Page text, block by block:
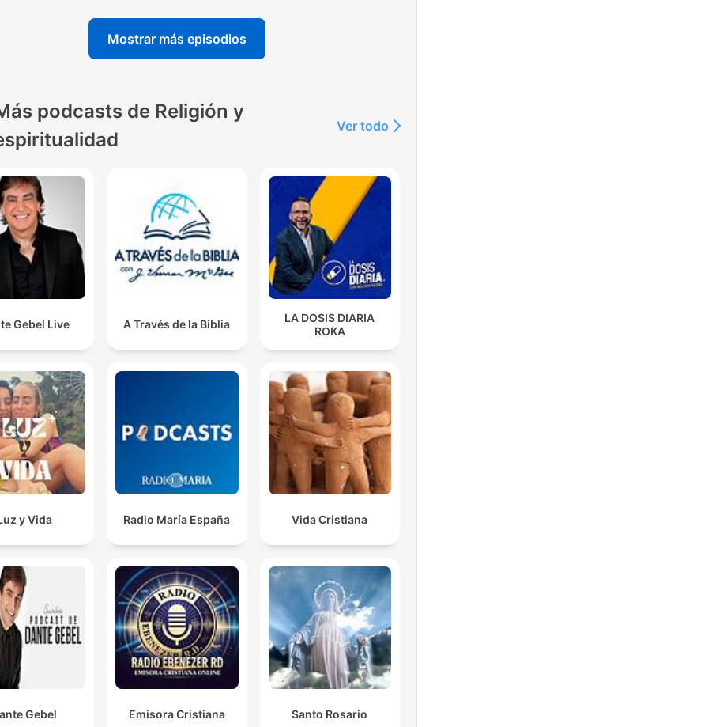
Mostrar más episodios
podcasts de Religión y
Ver todo
Gebel Live A Través de la Biblia
LA DOSIS DIARIA
ROKA
y Vida Radio María España Vida Cristiana
Gebel Emisora Cristiana Santo Rosario